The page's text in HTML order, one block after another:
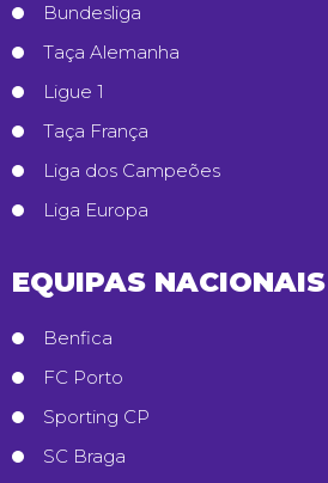
Bundesliga
Taça Alemanha
Ligue 1
Taça França
Liga dos Campeões
Liga Europa
EQUIPAS NACIONAIS
Benfica
FC Porto
Sporting CP
SC Braga